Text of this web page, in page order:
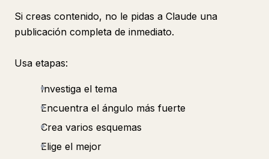
Si creas contenido, no le pidas a Claude una
publicación completa de inmediato.
Usa etapas:
Investiga el tema
Encuentra el ángulo más fuerte
Crea varios esquemas
Elige el mejor